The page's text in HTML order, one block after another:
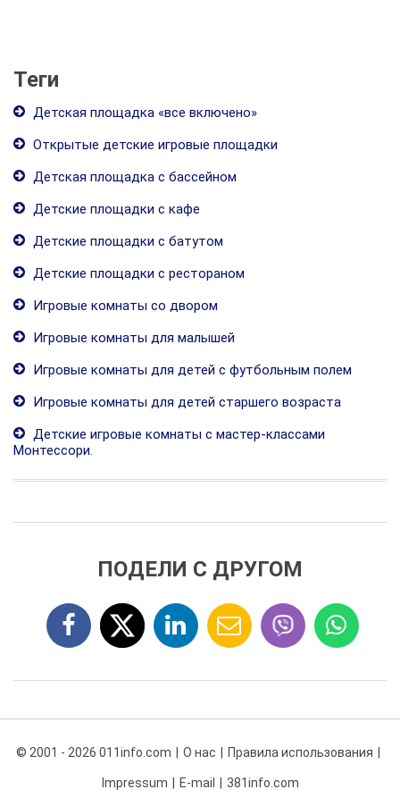
Теги
Детская площадка «все включено»
Открытые детские игровые площадки
Детская площадка с бассейном
Детские площадки с кафе
Детские площадки с батутом
Детские площадки с рестораном
Игровые комнаты со двором
Игровые комнаты для малышей
Игровые комнаты для детей с футбольным полем
Игровые комнаты для детей старшего возраста
Детские игровые комнаты с мастер-классами
Монтессори.
ПОДЕЛИ С ДРУГОМ
© 2001 - 2026 011info.com О нас Правила использования
Impressum E-mail 381info.com